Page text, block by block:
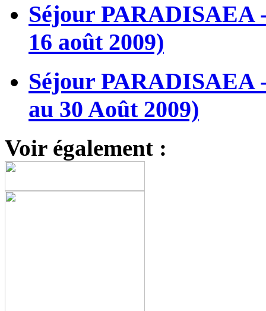
Séjour PARADISAEA
16 août 2009)
Séjour PARADISAEA
au 30 Août 2009)
Voir également :